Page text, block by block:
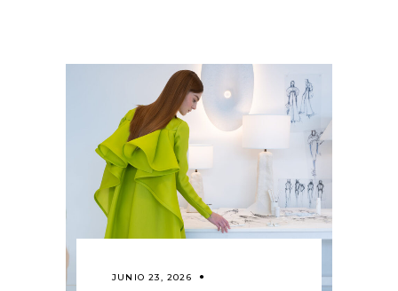
JUNIO 23, 2026